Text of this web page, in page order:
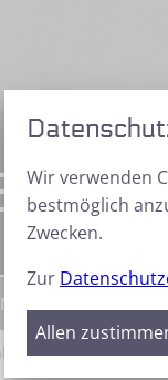
NEWS
Paleske - Freizeit-
Wir verwenden
bestmöglich
Zwecken.
Zur
Allen